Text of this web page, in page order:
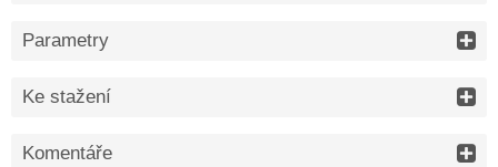
Parametry
Ke stažení
Komentáře